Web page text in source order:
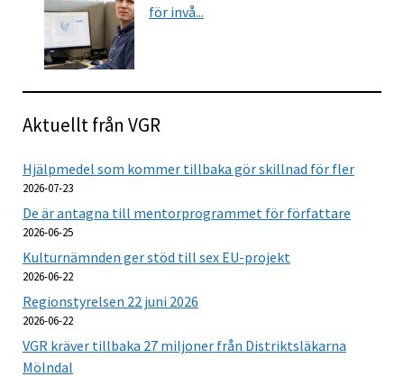
för invå...
Aktuellt från VGR
Hjälpmedel som kommer tillbaka gör skillnad för fler
2026-07-23
De är antagna till mentorprogrammet för författare
2026-06-25
Kulturnämnden ger stöd till sex EU-projekt
2026-06-22
Regionstyrelsen 22 juni 2026
2026-06-22
VGR kräver tillbaka 27 miljoner från Distriktsläkarna
Mölndal